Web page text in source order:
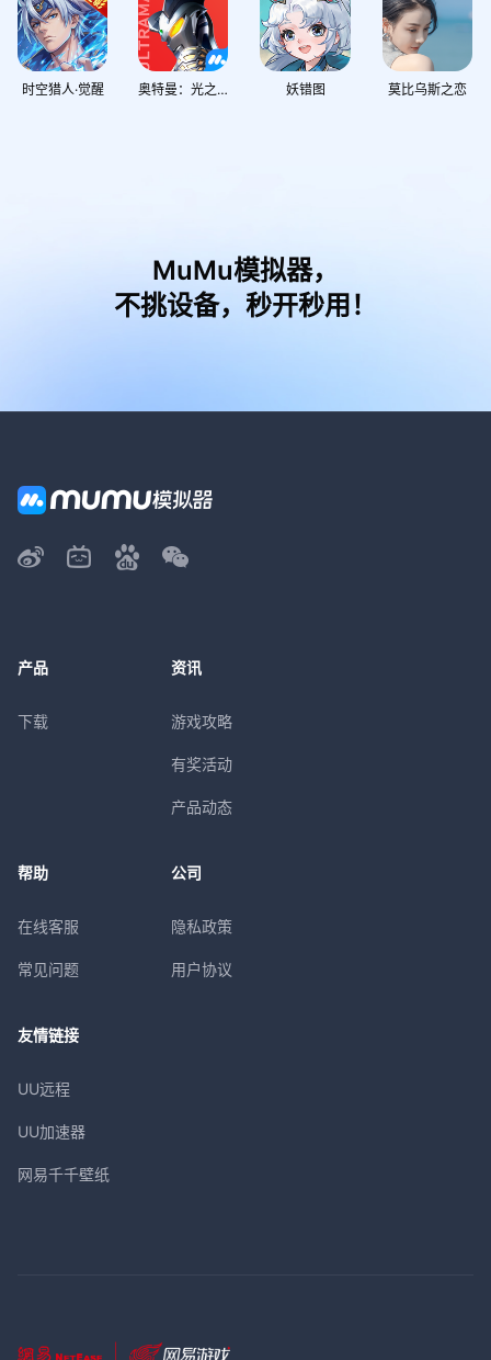
时空猎人·觉醒 奥特曼：光之战士 妖错图 莫比乌斯之恋
MuMu模拟器，
不挑设备，秒开秒用！
产品
下载
资讯
游戏攻略
有奖活动
产品动态
帮助
在线客服
常见问题
公司
隐私政策
用户协议
友情链接
UU远程
UU加速器
网易千千壁纸